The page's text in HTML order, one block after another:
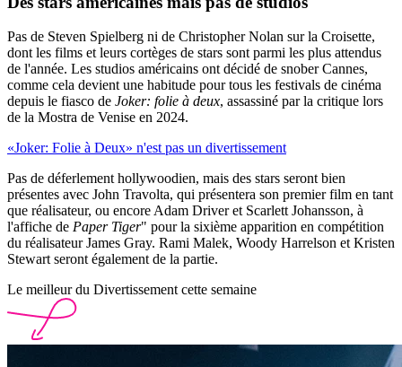
Pas de Steven Spielberg ni de Christopher Nolan sur la Croisette,
dont les films et leurs cortèges de stars sont parmi les plus attendus
de l'année. Les studios américains ont décidé de snober Cannes,
comme cela devient une habitude pour tous les festivals de cinéma
depuis le fiasco de Joker: folie à deux, assassiné par la critique lors
de la Mostra de Venise en 2024.
«Joker: Folie à Deux» n'est pas un divertissement
Pas de déferlement hollywoodien, mais des stars seront bien
présentes avec John Travolta, qui présentera son premier film en tant
que réalisateur, ou encore Adam Driver et Scarlett Johansson, à
l'affiche de Paper Tiger" pour la sixième apparition en compétition
du réalisateur James Gray. Rami Malek, Woody Harrelson et Kristen
Stewart seront également de la partie.
Le meilleur du Divertissement cette semaine